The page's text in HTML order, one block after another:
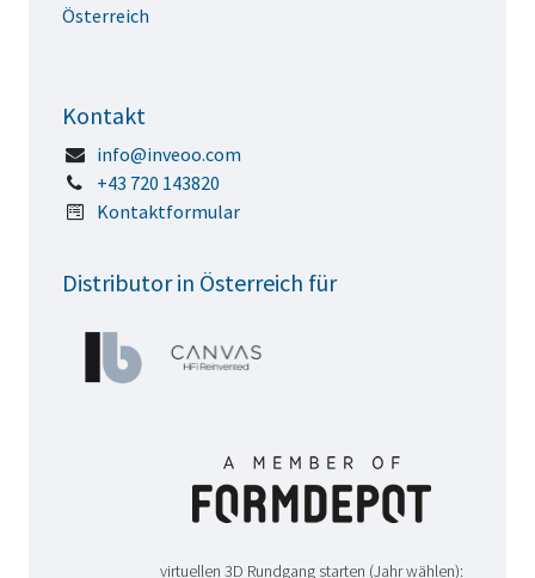
Distributor in Österreich für
virtuellen 3D Rundgang starten (Jahr wählen):
Österreich
Kontakt
info@inveoo.com
+43 720 143820
Kontaktformular